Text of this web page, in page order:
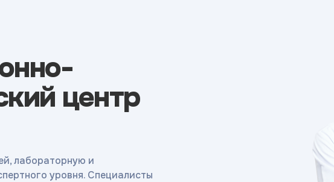
центр
лабораторную и
уровня. Специалисты